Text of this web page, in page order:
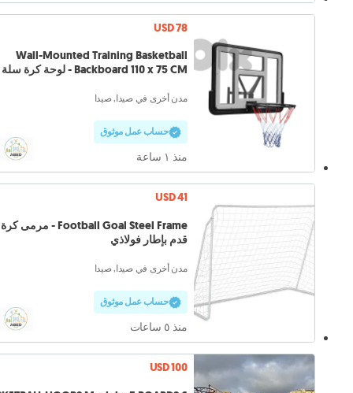
USD 78
Wall-Mounted Training Basketball
Backboard 110 x 75 CM - لوحة كرة سلة
مدن أخرى في صيدا, صيدا
حساب عمل موثوق
منذ ١ ساعة
USD 41
Football Goal Steel Frame - مرمى كرة
قدم بإطار فولاذي
مدن أخرى في صيدا, صيدا
حساب عمل موثوق
منذ ٥ ساعات
USD 100